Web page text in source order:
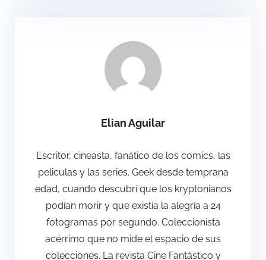
Elian Aguilar
Escritor, cineasta, fanático de los comics, las
peliculas y las series. Geek desde temprana
edad, cuando descubrí que los kryptonianos
podían morir y que existía la alegría a 24
fotogramas por segundo. Coleccionista
acérrimo que no mide el espacio de sus
colecciones. La revista Cine Fantástico y